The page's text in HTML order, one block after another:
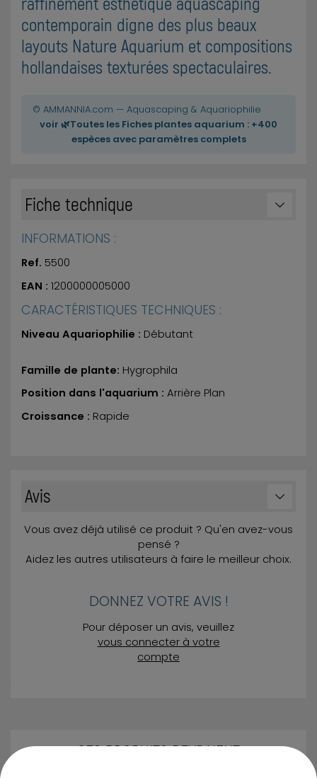
contemporain digne des plus beaux
layouts Nature Aquarium et compositions
hollandaises texturées spectaculaires.
© AMMANNIA.com — Aquascaping & Aquariophilie
voir 🌿Toutes les Fiches plantes aquarium : +400
espèces avec paramètres complets
Fiche technique
INFORMATIONS :
Ref. 5500
EAN : 1200000005000
CARACTÉRISTIQUES TECHNIQUES :
Niveau Aquariophilie : Débutant
Famille de plante: Hygrophila
Position dans l'aquarium : Arrière Plan
Croissance : Rapide
Avis
Vous avez déjà utilisé ce produit ? Qu'en avez-vous
pensé ?
Aidez les autres utilisateurs à faire le meilleur choix.
DONNEZ VOTRE AVIS !
Pour déposer un avis, veuillez
vous connecter à votre
compte
CES PRODUITS DEVRAIENT